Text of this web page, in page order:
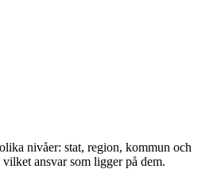
nivåer: stat, region, kommun och
ansvar som ligger på dem.